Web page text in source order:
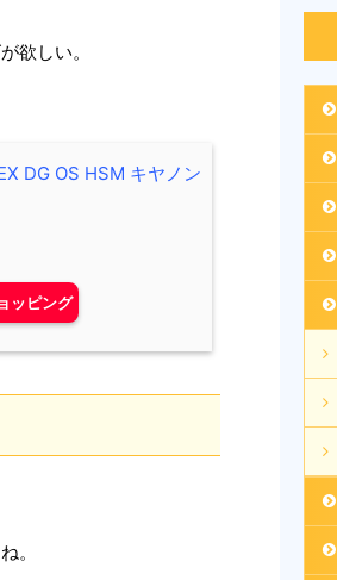
欲しい。
DG OS HSM キヤノン
ッピング
。